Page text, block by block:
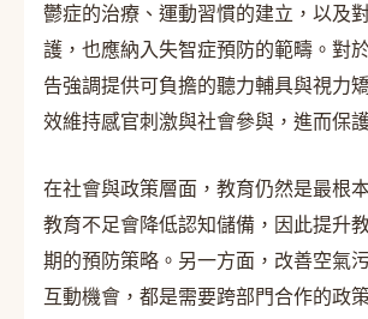
鬱症的治療、運動習慣的建立，以及
護，也應納入失智症預防的範疇。對
告強調提供可負擔的聽力輔具與視力
效維持感官刺激與社會參與，進而保
在社會與政策層面，教育仍然是最根
教育不足會降低認知儲備，因此提升
期的預防策略。另一方面，改善空氣
互動機會，都是需要跨部門合作的政